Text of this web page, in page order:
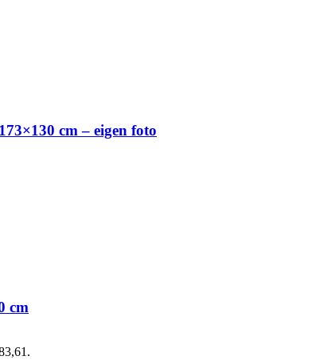
cm – eigen foto
cm